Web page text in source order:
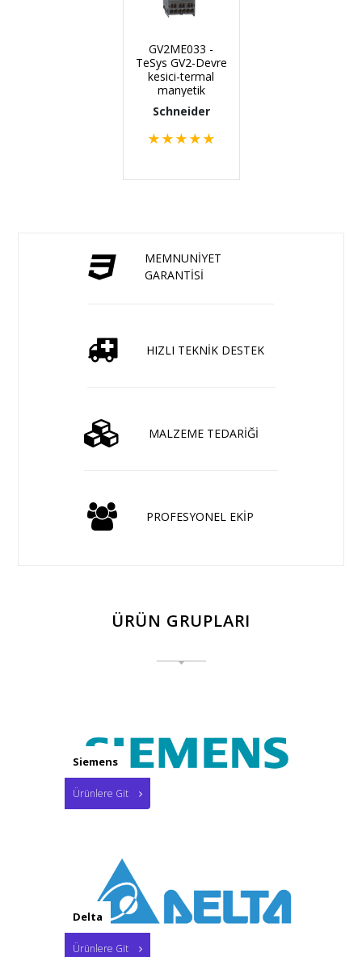
GV2ME033 -
TeSys GV2-Devre
kesici-termal
manyetik
Schneider
★ ★ ★ ★ ★
MEMNUNİYET
GARANTİSİ
HIZLI TEKNİK DESTEK
MALZEME TEDARİĞİ
PROFESYONEL EKİP
ÜRÜN GRUPLARI
Siemens
Ürünlere Git
Delta
Ürünlere Git